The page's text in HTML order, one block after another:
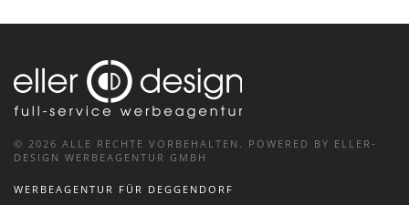
© 2026 ALLE RECHTE VORBEHALTEN. POWERED BY ELLER-
DESIGN WERBEAGENTUR GMBH
WERBEAGENTUR FÜR DEGGENDORF